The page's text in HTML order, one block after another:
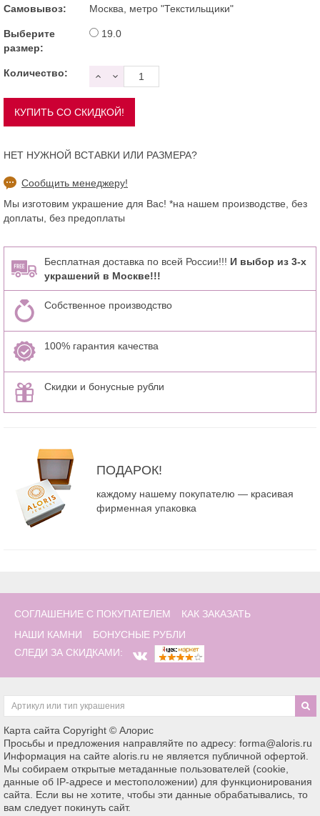
Самовывоз: Москва, метро "Текстильщики"
Выберите
размер:
19.0
Количество:
НЕТ НУЖНОЙ ВСТАВКИ ИЛИ РАЗМЕРА?
Сообщить менеджеру!
Мы изготовим украшение для Вас! *на нашем производстве, без
доплаты, без предоплаты
Бесплатная доставка по всей России!!! И выбор из 3-х
украшений в Москве!!!
Собственное производство
100% гарантия качества
Скидки и бонусные рубли
ПОДАРОК!
каждому нашему покупателю — красивая
фирменная упаковка
СОГЛАШЕНИЕ С ПОКУПАТЕЛЕМ
КАК ЗАКАЗАТЬ
НАШИ КАМНИ
БОНУСНЫЕ РУБЛИ
СЛЕДИ ЗА СКИДКАМИ:
Карта сайта Copyright © Алорис
Просьбы и предложения направляйте по адресу: forma@aloris.ru
Информация на сайте aloris.ru не является публичной офертой.
Мы собираем открытые метаданные пользователей (cookie,
данные об IP-адресе и местоположении) для функционирования
сайта. Если вы не хотите, чтобы эти данные обрабатывались, то
вам следует покинуть сайт.